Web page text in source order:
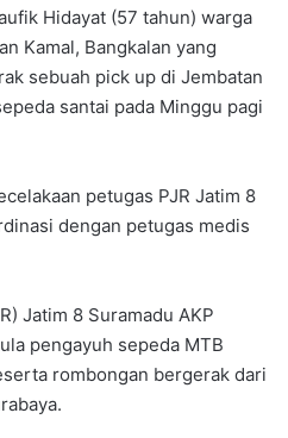
Hidayat (57 tahun) warga
Kamal, Bangkalan yang
sebuah pick up di Jembatan
santai pada Minggu pagi
petugas PJR Jatim 8
dengan petugas medis
Jatim 8 Suramadu AKP
pengayuh sepeda MTB
rombongan bergerak dari